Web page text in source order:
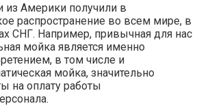
из Америки получили в
распространение во всем мире, в
СНГ. Например, привычная для нас
мойка является именно
в том числе и
мойка, значительно
на оплату работы